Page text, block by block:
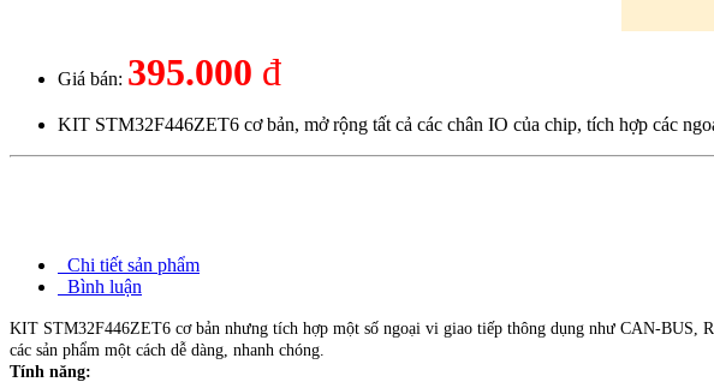
Giá bán: 395.000 đ
KIT STM32F446ZET6 cơ bản, mở rộng tất cả các chân IO của chip, tích hợp các
Chi tiết sản phẩm
Bình luận
KIT STM32F446ZET6 cơ bản nhưng tích hợp một số ngoại vi giao tiếp thông dụng như CAN-
các sản phẩm một cách dễ dàng, nhanh chóng.
Tính năng: